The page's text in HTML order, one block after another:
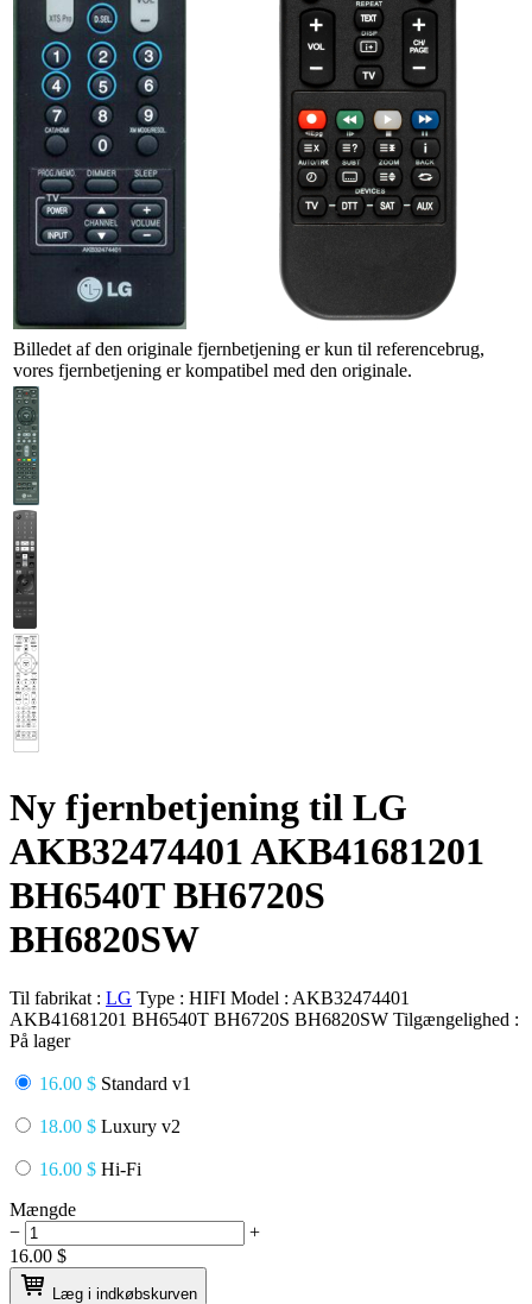
Billedet af den originale fjernbetjening er kun til referencebrug,
vores fjernbetjening er kompatibel med den originale.
Ny fjernbetjening til LG
AKB32474401 AKB41681201
BH6540T BH6720S
BH6820SW
Til fabrikat : LG Type : HIFI Model : AKB32474401
AKB41681201 BH6540T BH6720S BH6820SW Tilgængelighed :
På lager
16.00 $ Standard v1
18.00 $ Luxury v2
16.00 $ Hi-Fi
Mængde
−
+
16.00 $
Læg i indkøbskurven